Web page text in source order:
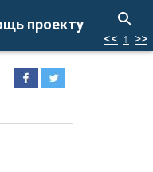
проекту
<< ↑ >>